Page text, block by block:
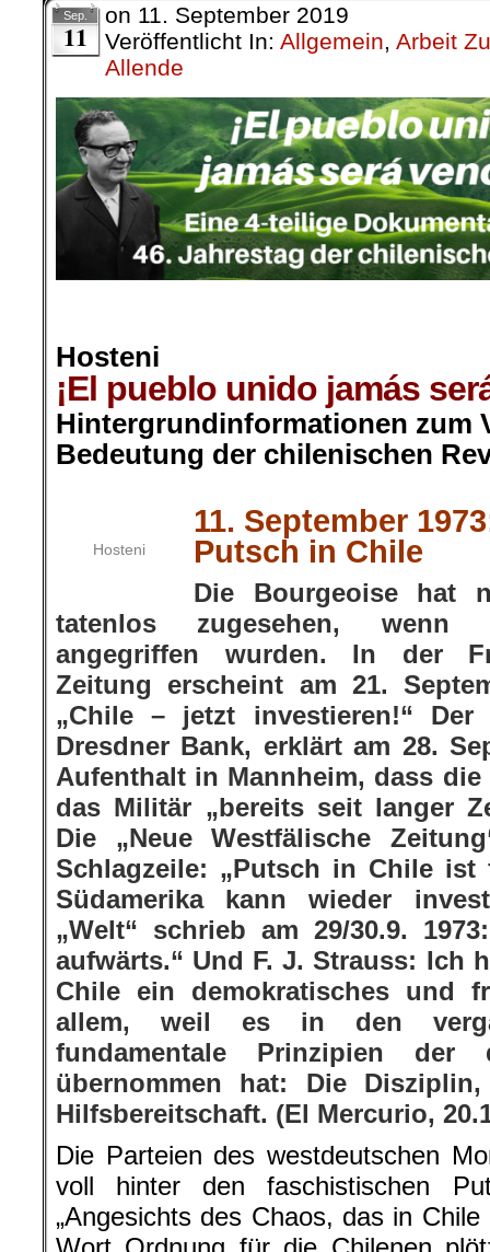
Sep.
11
on 11. September 2019
Veröffentlicht In: Allgemein Arbeit
Allende
Hosteni
¡El pueblo unido jamás
Hintergrundinformationen zum
Bedeutung der chilenischen
Hosteni
11. September
Putsch in Chile
Die Bourgeoise hat
tatenlos zugesehen, wenn
angegriffen wurden. In der
Zeitung erscheint am 21.
„Chile – jetzt investieren!“ Der
Dresdner Bank, erklärt am 28.
Aufenthalt in Mannheim, dass
das Militär „bereits seit langer
Die „Neue Westfälische
Schlagzeile: „Putsch in Chile
Südamerika kann wieder
„Welt“ schrieb am 29/30.9.
aufwärts.“ Und F. J. Strauss: Ich
Chile ein demokratisches und
allem, weil es in den
fundamentale Prinzipien der
übernommen hat: Die
Hilfsbereitschaft. (El Mercurio,
Die Parteien des westdeutschen
voll hinter den faschistischen
„Angesichts des Chaos, das in